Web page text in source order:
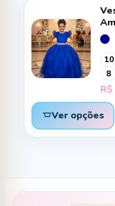
10
8
R$
Ver opções